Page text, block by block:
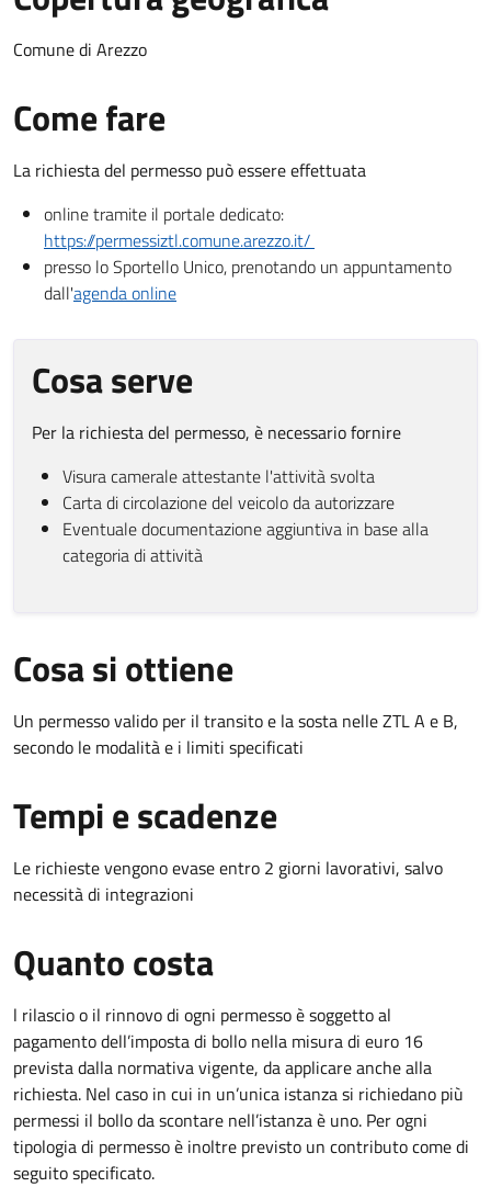
Comune di Arezzo
Come fare
La richiesta del permesso può essere effettuata
online tramite il portale dedicato:
https://permessiztl.comune.arezzo.it/
presso lo Sportello Unico, prenotando un appuntamento
dall'agenda online
Cosa serve
Per la richiesta del permesso, è necessario fornire
Visura camerale attestante l'attività svolta
Carta di circolazione del veicolo da autorizzare
Eventuale documentazione aggiuntiva in base alla
categoria di attività
Cosa si ottiene
Un permesso valido per il transito e la sosta nelle ZTL A e B,
secondo le modalità e i limiti specificati
Tempi e scadenze
Le richieste vengono evase entro 2 giorni lavorativi, salvo
necessità di integrazioni
Quanto costa
l rilascio o il rinnovo di ogni permesso è soggetto al
pagamento dell’imposta di bollo nella misura di euro 16
prevista dalla normativa vigente, da applicare anche alla
richiesta. Nel caso in cui in un’unica istanza si richiedano più
permessi il bollo da scontare nell’istanza è uno. Per ogni
tipologia di permesso è inoltre previsto un contributo come di
seguito specificato.